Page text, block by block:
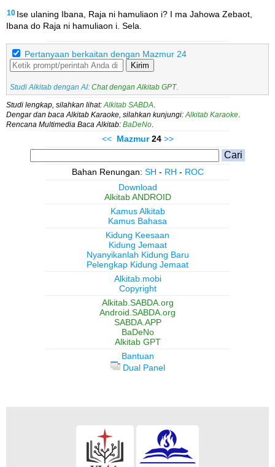
10 Ise ulaning Ibana, Raja ni hamuliaon i? I ma Jahowa Zebaot,
Ibana do Raja ni hamuliaon i. Sela.
Pertanyaan berkaitan dengan Mazmur 24
Kirim
Studi Alkitab dengan AI: Chat dengan Alkitab GPT.
Studi lengkap, silahkan lihat: Alkitab SABDA
Dengar dan baca Alkitab Karaoke, silahkan kunjungi: Alkitab Karaoke
Rencana Multimedia Baca Alkitab: BaDeNo
<< Mazmur24 >>
Bahan Renungan: SH - RH - ROC
Download
Alkitab ANDROID
Kamus Alkitab
Kamus Bahasa
Kidung Keesaan
Kidung Jemaat
Nyanyikanlah Kidung Baru
Pelengkap Kidung Jemaat
Alkitab.mobi
Copyright
Alkitab.SABDA.org
Android.SABDA.org
SABDA.APP
BaDeNo
Alkitab GPT
Bantuan
Dual Panel